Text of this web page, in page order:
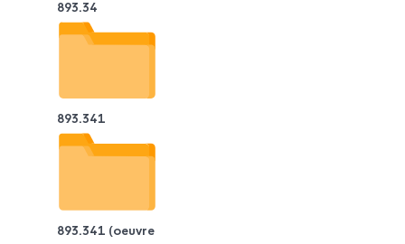
893.34
893.341
893.341 (oeuvre